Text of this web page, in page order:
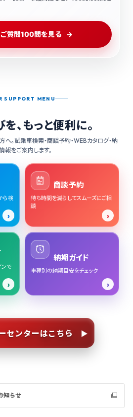
けます。ただし、試乗・商談・
予約状況によりお待ちいただく
す。スムーズなご案内のため、
約が必要ですか？ ＋
可能な場合がありますが、希望
→
ある場合や代車が必要な場合
ついて確認する →
休日は全店舗同じですか？
ス受付、長期休業などにより異
ります。ご利用になる店舗ペー
た最新の営業時間・営業日をご
。
＋
空き状況は店舗によって異なり
ご希望の場合は、車検・点検の
へお申し付けください。
確認する →
ても相談できますか？
び、購入方法、維持費、保険、
など、ご利用目的やお困りごと
分かりやすくご案内します。
質問100問を見る →
SUPPORT MENU
、もっと便利に。
。試乗車検索・商談予約・WEBカタログ・納
報をご案内します。
ら検
›
商談予約
待ち時間を減らしてスムーズにご相
談
›
ンで
›
納期ガイド
車種別の納期目安をチェック
›
センターはこちら
知らせ